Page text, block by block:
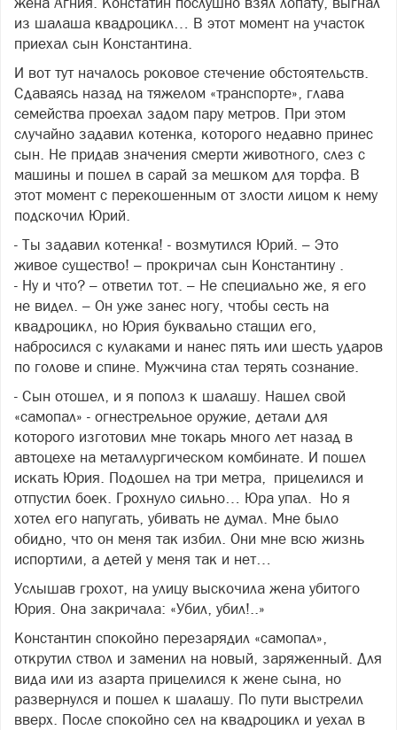
из шалаша квадроцикл… В этот момент на участок
приехал сын Константина.
И вот тут началось роковое стечение обстоятельств.
Сдаваясь назад на тяжелом «транспорте», глава
семейства проехал задом пару метров. При этом
случайно задавил котенка, которого недавно принес
сын. Не придав значения смерти животного, слез с
машины и пошел в сарай за мешком для торфа. В
этот момент с перекошенным от злости лицом к нему
подскочил Юрий.
- Ты задавил котенка! - возмутился Юрий. – Это
живое существо! – прокричал сын Константину .
- Ну и что? – ответил тот. – Не специально же, я его
не видел. – Он уже занес ногу, чтобы сесть на
квадроцикл, но Юрия буквально стащил его,
набросился с кулаками и нанес пять или шесть ударов
по голове и спине. Мужчина стал терять сознание.
- Сын отошел, и я пополз к шалашу. Нашел свой
«самопал» - огнестрельное оружие, детали для
которого изготовил мне токарь много лет назад в
автоцехе на металлургическом комбинате. И пошел
искать Юрия. Подошел на три метра, прицелился и
отпустил боек. Грохнуло сильно… Юра упал. Но я
хотел его напугать, убивать не думал. Мне было
обидно, что он меня так избил. Они мне всю жизнь
испортили, а детей у меня так и нет…
Услышав грохот, на улицу выскочила жена убитого
Юрия. Она закричала: «Убил, убил!..»
Константин спокойно перезарядил «самопал»,
открутил ствол и заменил на новый, заряженный. Для
вида или из азарта прицелился к жене сына, но
развернулся и пошел к шалашу. По пути выстрелил
вверх. После спокойно сел на квадроцикл и уехал в